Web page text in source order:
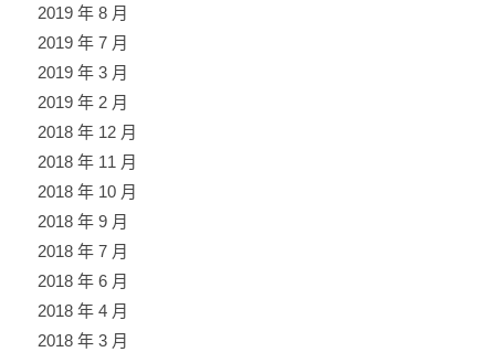
2019 年 8 月
2019 年 7 月
2019 年 3 月
2019 年 2 月
2018 年 12 月
2018 年 11 月
2018 年 10 月
2018 年 9 月
2018 年 7 月
2018 年 6 月
2018 年 4 月
2018 年 3 月